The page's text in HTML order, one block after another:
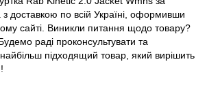
доставкою по всій Україні, оформивши
сайті. Виникли питання щодо товару?
раді проконсультувати та
підходящий товар, який вирішить